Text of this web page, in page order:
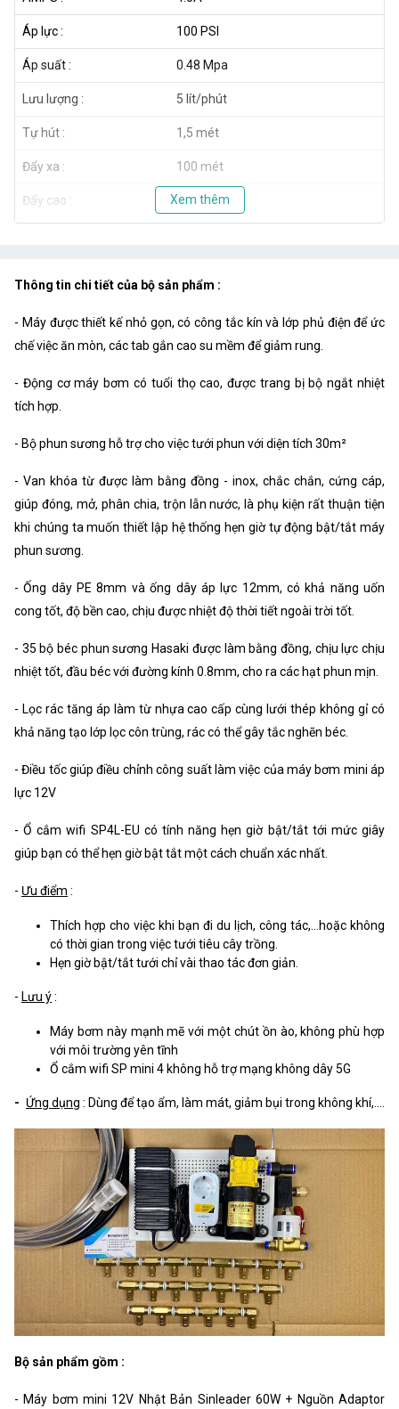
Áp lực : 100 PSI
Áp suất : 0.48 Mpa
Lưu lượng : 5 lít/phút
Tự hút : 1,5 mét
Đẩy xa : 100 mét
Đẩy cao : > 15 mét
Xem thêm
Thông tin chi tiết của bộ sản phẩm :
- Máy được thiết kế nhỏ gọn, có công tắc kín và lớp phủ điện để ức
chế việc ăn mòn, các tab gắn cao su mềm để giảm rung.
- Động cơ máy bơm có tuổi thọ cao, được trang bị bộ ngắt nhiệt
tích hợp.
- Bộ phun sương hỗ trợ cho việc tưới phun với diện tích 30m²
- Van khóa từ được làm bằng đồng - inox, chắc chắn, cứng cáp,
giúp đóng, mở, phân chia, trộn lẫn nước, là phụ kiện rất thuận tiện
khi chúng ta muốn thiết lập hệ thống hẹn giờ tự động bật/tắt máy
phun sương.
- Ống dây PE 8mm và ống dây áp lực 12mm, có khả năng uốn
cong tốt, độ bền cao, chịu được nhiệt độ thời tiết ngoài trời tốt.
- 35 bộ béc phun sương Hasaki được làm bằng đồng, chịu lực chịu
nhiệt tốt, đầu béc với đường kính 0.8mm, cho ra các hạt phun mịn.
- Lọc rác tăng áp làm từ nhựa cao cấp cùng lưới thép không gỉ có
khả năng tạo lớp lọc côn trùng, rác có thể gây tắc nghẽn béc.
- Điều tốc giúp điều chỉnh công suất làm việc của máy bơm mini áp
lực 12V
- Ổ cắm wifi SP4L-EU có tính năng hẹn giờ bật/tắt tới mức giây
giúp bạn có thể hẹn giờ bật tắt một cách chuẩn xác nhất.
- Ưu điểm :
Thích hợp cho việc khi bạn đi du lịch, công tác,...hoặc không
có thời gian trong việc tưới tiêu cây trồng.
Hẹn giờ bật/tắt tưới chỉ vài thao tác đơn giản.
- Lưu ý:
Máy bơm này mạnh mẽ với một chút ồn ào, không phù hợp
với môi trường yên tĩnh
Ổ cắm wifi SP mini 4 không hỗ trợ mạng không dây 5G
- Ứng dụng : Dùng để tạo ẩm, làm mát, giảm bụi trong không khí,....
Bộ sản phẩm gồm :
- Máy bơm mini 12V Nhật Bản Sinleader 60W + Nguồn Adaptor